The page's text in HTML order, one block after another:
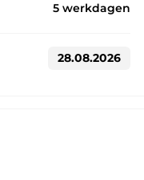
5 werkdagen
28.08.2026